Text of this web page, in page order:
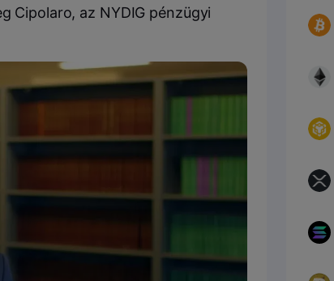
Cipolaro, az NYDIG pénzügyi